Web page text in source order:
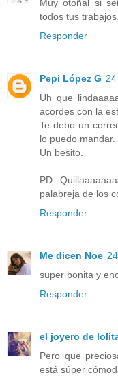
Muy otoñal si
todos tus
Responder
Pepi López G
Uh que
acordes con la
Te debo un
lo puedo mandar.
Un besito.
PD:
palabreja de los
Responder
Me dicen Noe
super bonita y
Responder
el joyero de
Pero que
está súper